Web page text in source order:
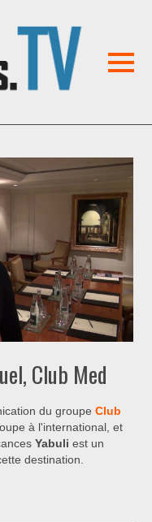
Club Med
du groupeClub
à l'international, et
Yabuli est un
destination.